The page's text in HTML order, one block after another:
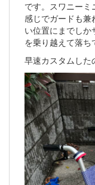
です。スワニー
感じでガードも兼
い位置にまでし
を乗り越えて落ち
早速カスタムした